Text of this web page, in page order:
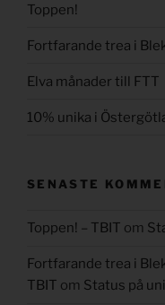
Toppen!
Fortfarande trea i
Elva månader till FTT
10% unika i
SENASTE
Toppen! – TBIT om
Fortfarande trea i
TBIT om Status på